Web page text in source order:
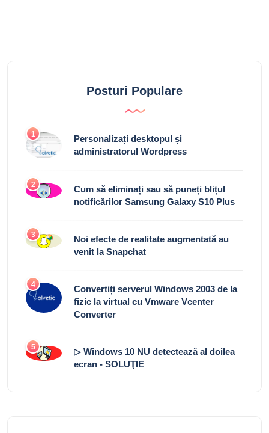
Posturi Populare
1
Personalizați desktopul și
administratorul Wordpress
2
Cum să eliminați sau să puneți blițul
notificărilor Samsung Galaxy S10 Plus
3
Noi efecte de realitate augmentată au
venit la Snapchat
4
Convertiți serverul Windows 2003 de la
fizic la virtual cu Vmware Vcenter
Converter
5
▷ Windows 10 NU detectează al doilea
ecran - SOLUŢIE